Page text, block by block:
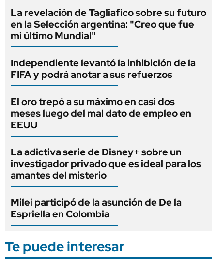
La revelación de Tagliafico sobre su futuro
en la Selección argentina: "Creo que fue
mi último Mundial"
Independiente levantó la inhibición de la
FIFA y podrá anotar a sus refuerzos
El oro trepó a su máximo en casi dos
meses luego del mal dato de empleo en
EEUU
La adictiva serie de Disney+ sobre un
investigador privado que es ideal para los
amantes del misterio
Milei participó de la asunción de De la
Espriella en Colombia
Te puede interesar